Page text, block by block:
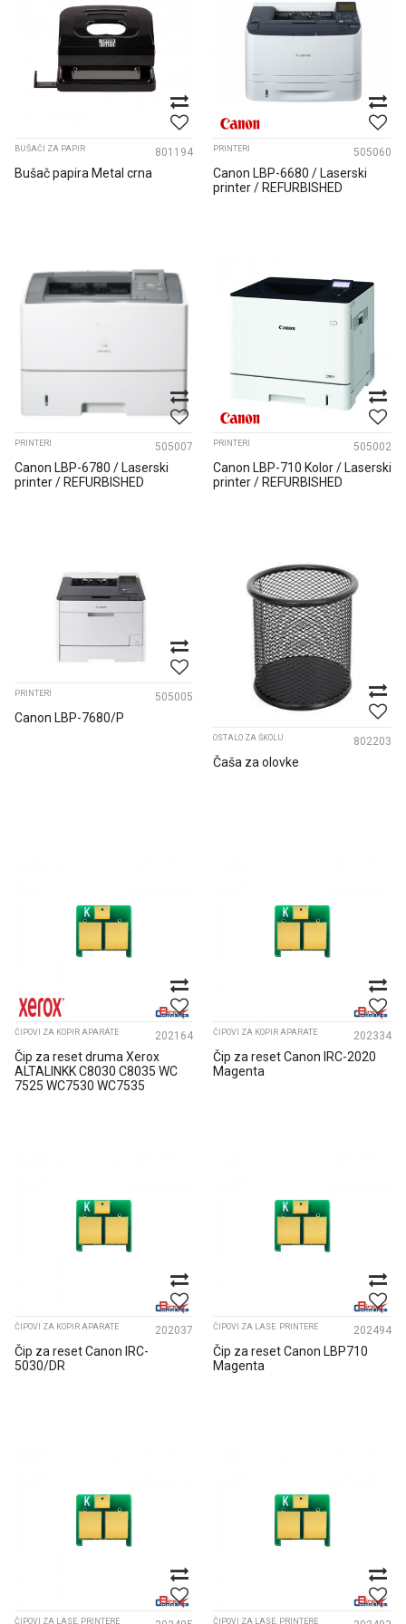
BUŠAČI ZA PAPIR 801194
Bušač papira Metal crna
PRINTERI 505060
Canon LBP-6680 / Laserski
printer / REFURBISHED
PRINTERI 505007
Canon LBP-6780 / Laserski
printer / REFURBISHED
PRINTERI 505002
Canon LBP-710 Kolor / Laserski
printer / REFURBISHED
PRINTERI 505005
Canon LBP-7680/P
OSTALO ZA ŠKOLU 802203
Čaša za olovke
ČIPOVI ZA KOPIR APARATE 202164
Čip za reset druma Xerox
ALTALINKK C8030 C8035 WC
7525 WC7530 WC7535
ČIPOVI ZA KOPIR APARATE 202334
Čip za reset Canon IRC-2020
Magenta
ČIPOVI ZA KOPIR APARATE 202037
Čip za reset Canon IRC-
5030/DR
ČIPOVI ZA LASE. PRINTERE 202494
Čip za reset Canon LBP710
Magenta
ČIPOVI ZA LASE. PRINTERE ČIPOVI ZA LASE. PRINTERE